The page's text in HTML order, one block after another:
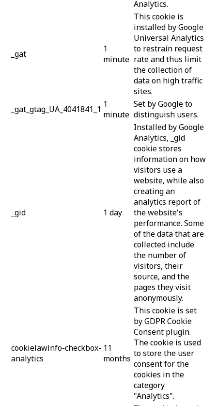
Analytics.
_gat
1
minute
This cookie is
installed by Google
Universal Analytics
to restrain request
rate and thus limit
the collection of
data on high traffic
sites.
_gat_gtag_UA_4041841_1 1
minute
Set by Google to
distinguish users.
_gid 1 day
Installed by Google
Analytics, _gid
cookie stores
information on how
visitors use a
website, while also
creating an
analytics report of
the website's
performance. Some
of the data that are
collected include
the number of
visitors, their
source, and the
pages they visit
anonymously.
cookielawinfo-checkbox-
analytics
11
months
This cookie is set
by GDPR Cookie
Consent plugin.
The cookie is used
to store the user
consent for the
cookies in the
category
"Analytics".